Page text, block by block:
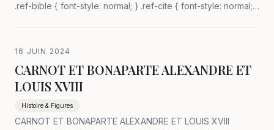
.ref-bible { font-style: normal; } .ref-cite { font-style: normal;
16 JUIN 2024
CARNOT ET BONAPARTE ALEXANDRE ET
LOUIS XVIII
Histoire & Figures
CARNOT ET BONAPARTE ALEXANDRE ET LOUIS XVIII